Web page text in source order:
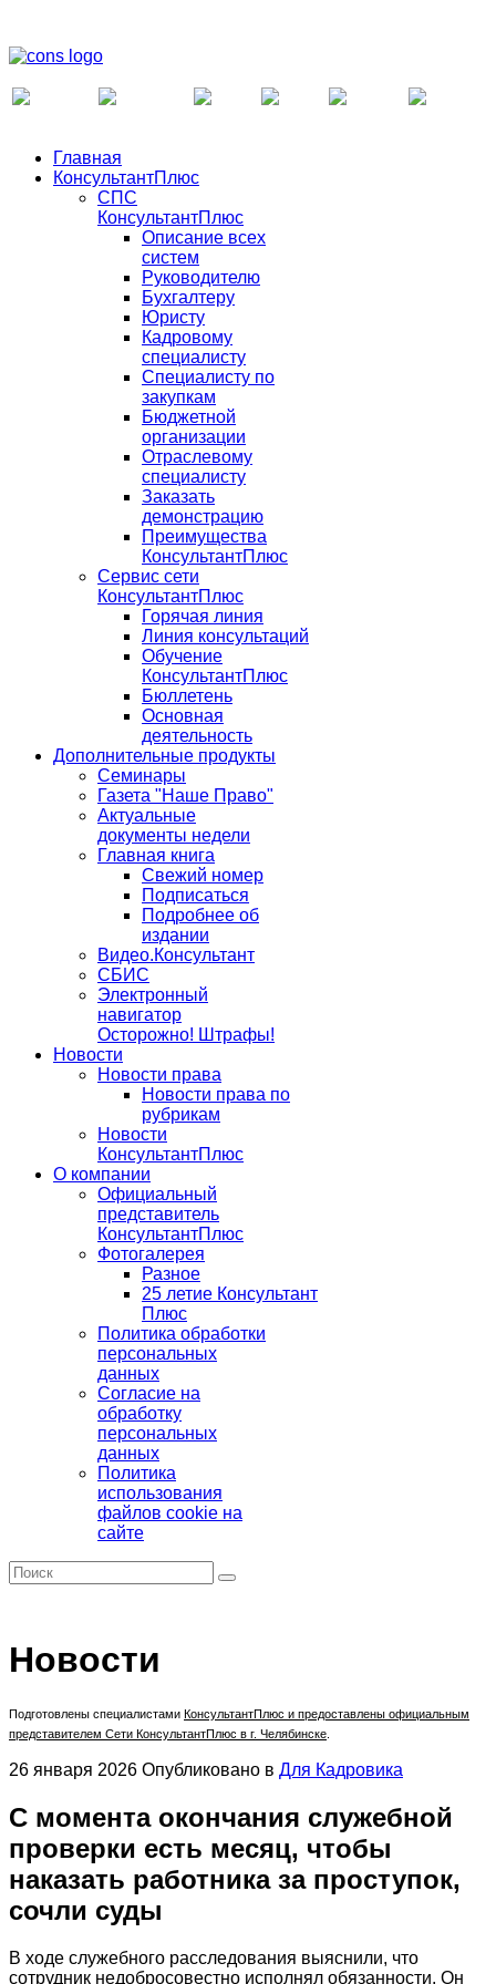
Главная
КонсультантПлюс
СПС
КонсультантПлюс
Описание всех
систем
Руководителю
Бухгалтеру
Юристу
Кадровому
специалисту
Специалисту по
закупкам
Бюджетной
организации
Отраслевому
специалисту
Заказать
демонстрацию
Преимущества
КонсультантПлюс
Сервис сети
КонсультантПлюс
Горячая линия
Линия консультаций
Обучение
КонсультантПлюс
Бюллетень
Основная
деятельность
Дополнительные продукты
Семинары
Газета "Наше Право"
Актуальные
документы недели
Главная книга
Свежий номер
Подписаться
Подробнее об
издании
Видео.Консультант
СБИС
Электронный
навигатор
Осторожно! Штрафы!
Новости
Новости права
Новости права по
рубрикам
Новости
КонсультантПлюс
О компании
Официальный
представитель
КонсультантПлюс
Фотогалерея
Разное
25 летие Консультант
Плюс
Политика обработки
персональных
данных
Согласие на
обработку
персональных
данных
Политика
использования
файлов cookie на
сайте
Новости
Подготовлены специалистами КонсультантПлюс и предоставлены официальным
представителем Сети КонсультантПлюс в г. Челябинске
26 января 2026 Опубликовано в Для Кадровика
С момента окончания служебной
проверки есть месяц, чтобы
наказать работника за проступок,
сочли суды
В ходе служебного расследования выяснили, что
сотрудник недобросовестно исполнял обязанности. Он